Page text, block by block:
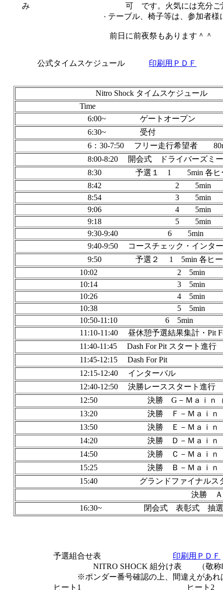
公式タイムスケジュール 印刷用ＰＤＦ
Nitro Shock タイムスケジュール
Time
6:00~ ゲートオープン
6:30~ 受
6：30-7:50 フリー走行希望者
8:00-8:20 開会式 ドライバーズ
8:30 予選１ 1 5min 各ヒート１０
8:42 2 5min
8:54 3 5min
9:06 4 5min
9:18 5 5min
9:30-9:40 6 5min
9:40-9:50 コースチェック・インター
9:50 予選２ 1 5min 各ヒート１０
10:02 2 5min
10:14 3 5min
10:26 4 5min
10:38 5 5min
10:50-11:10 6 5min
11:10-11:40 昼休憩予選結果集計・Pit For
11:40-11:45 Dash For Pit スタート進行
11:45-12:15 Dash For
12:15-12:40 インターバル
12:40-12:50 決勝レーススタート進行
12:50 決勝 G－Ｍａｉｎ（予54-60位
13:20 決勝 Ｆ－Ｍａｉｎ（予45-53位
13:50 決勝 Ｅ－Ｍａｉｎ（予36-44位
14:20 決勝 Ｄ－Ｍａｉｎ（予27-35位
14:50 決勝 Ｃ－Ｍａｉｎ（予18-26位
15:25 決勝 Ｂ－Ｍａｉｎ（予9-
15:40 グランドファイナルスタート進行
決勝 Ａ－Ｍａｉｎ（
16:30~ 閉会式 表彰式 抽選会
予選組合せ表 印刷用ＰＤＦ
NITRO SHOCK 組分け表 （敬称
※ポンダー番号確認の上、間違えがあれば受
ヒート1 ヒート
み 可 です。火気には充分ご注意
・ テーブル、椅子等
前日に前夜祭もあります＾＾ エント